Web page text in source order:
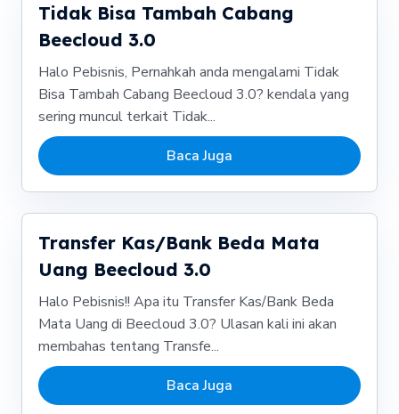
Tidak Bisa Tambah Cabang
Beecloud 3.0
Halo Pebisnis, Pernahkah anda mengalami Tidak
Bisa Tambah Cabang Beecloud 3.0? kendala yang
sering muncul terkait Tidak...
Baca Juga
Transfer Kas/Bank Beda Mata
Uang Beecloud 3.0
Halo Pebisnis!! Apa itu Transfer Kas/Bank Beda
Mata Uang di Beecloud 3.0? Ulasan kali ini akan
membahas tentang Transfe...
Baca Juga